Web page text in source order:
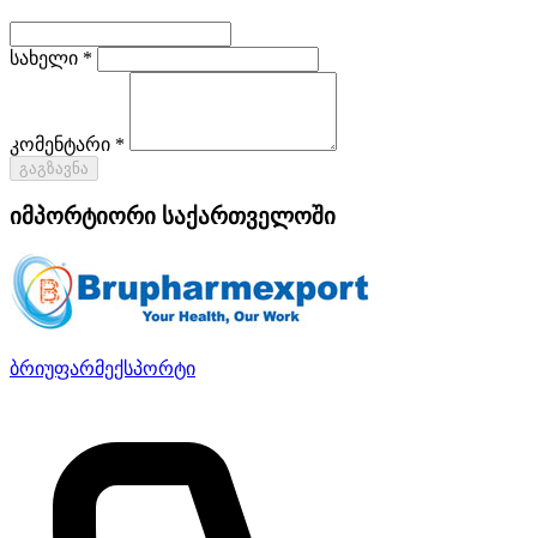
სახელი *
კომენტარი *
გაგზავნა
იმპორტიორი საქართველოში
ბრიუფარმექსპორტი